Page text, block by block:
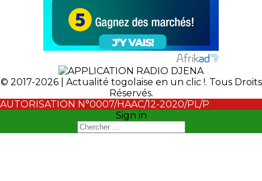
© 2017-2026 | Actualité togolaise en un clic !. Tous Droits
Réservés.
AUTORISATION N°0007/HAAC/12-2020/PL/P
Sign in